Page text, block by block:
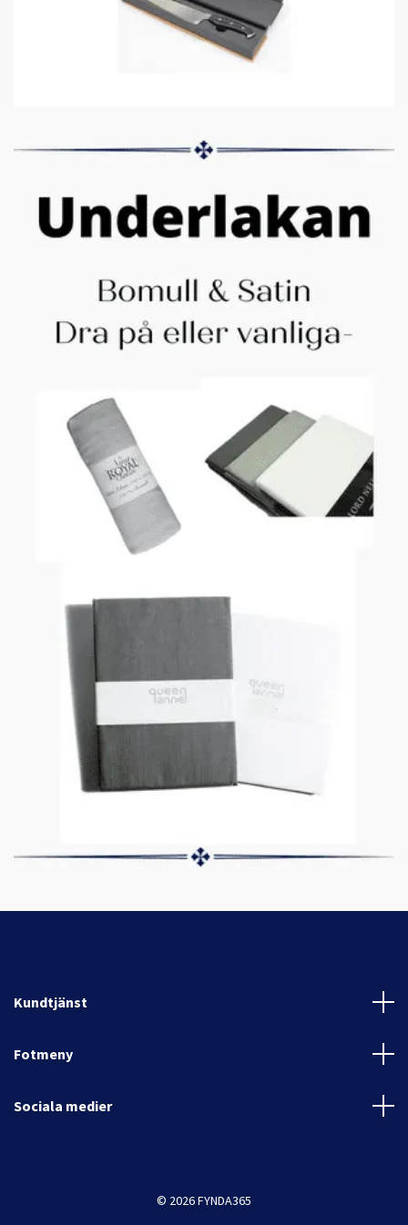
Kundtjänst
Fotmeny
Sociala medier
© 2026 FYNDA365